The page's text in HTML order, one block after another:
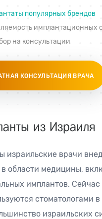
популярных брендов
имплантационных
на консультации
КОНСУЛЬТАЦИЯ ВРАЧА
из Израиля
израильские врачи
области медицины,
имплантов. Сейчас
стоматологами в
израильских